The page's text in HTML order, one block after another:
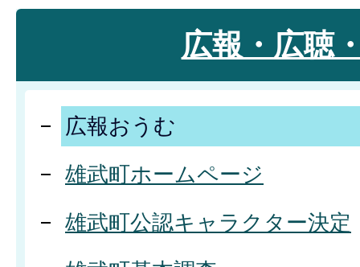
広報・広聴
広報おうむ
雄武町ホームページ
雄武町公認キャラクター決定